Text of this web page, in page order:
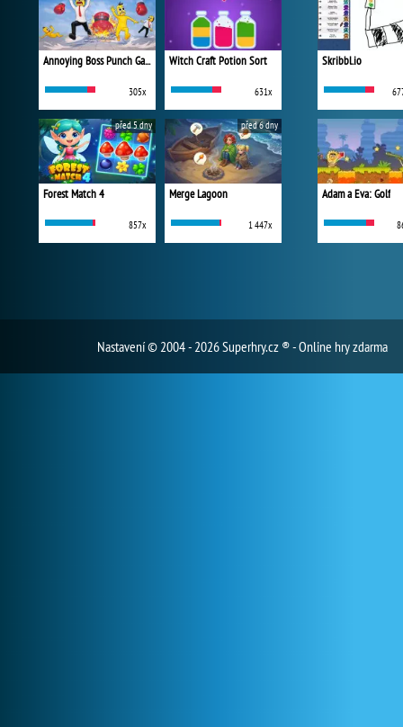
Annoying Boss Punch Game
305x
Witch Craft Potion Sort
631x
Forest Match 4
857x
před 5 dny
Merge Lagoon
1 447x
před 6 dny
Skribbl.io
Adam a Eva: Golf
Nastavení© 2004 - 2026 Superhry.cz ® - Online hry zdarma